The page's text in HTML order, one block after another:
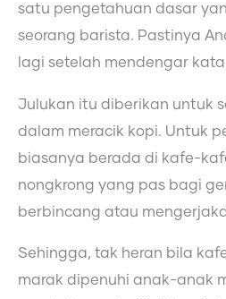
satu pengetahuan dasar
seorang barista. Pastinya
lagi setelah mendengar kata
Julukan itu diberikan untuk
dalam meracik kopi. Untuk
biasanya berada di kafe-
nongkrong yang pas bagi
berbincang atau
Sehingga, tak heran bila
marak dipenuhi anak-anak